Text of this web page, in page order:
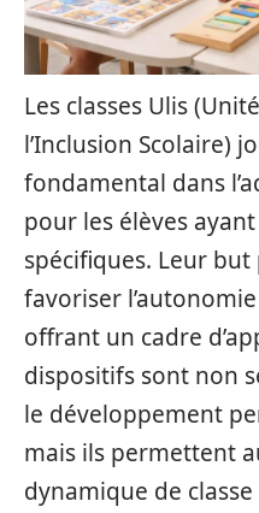
Les classes Ulis
l’Inclusion Scolaire)
fondamental dans
pour les élèves
spécifiques. Leur
favoriser
offrant un cadre
dispositifs sont non
le développement
mais ils permettent
dynamique de